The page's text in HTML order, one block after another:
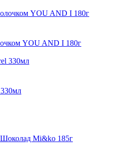
YOU AND I 180г